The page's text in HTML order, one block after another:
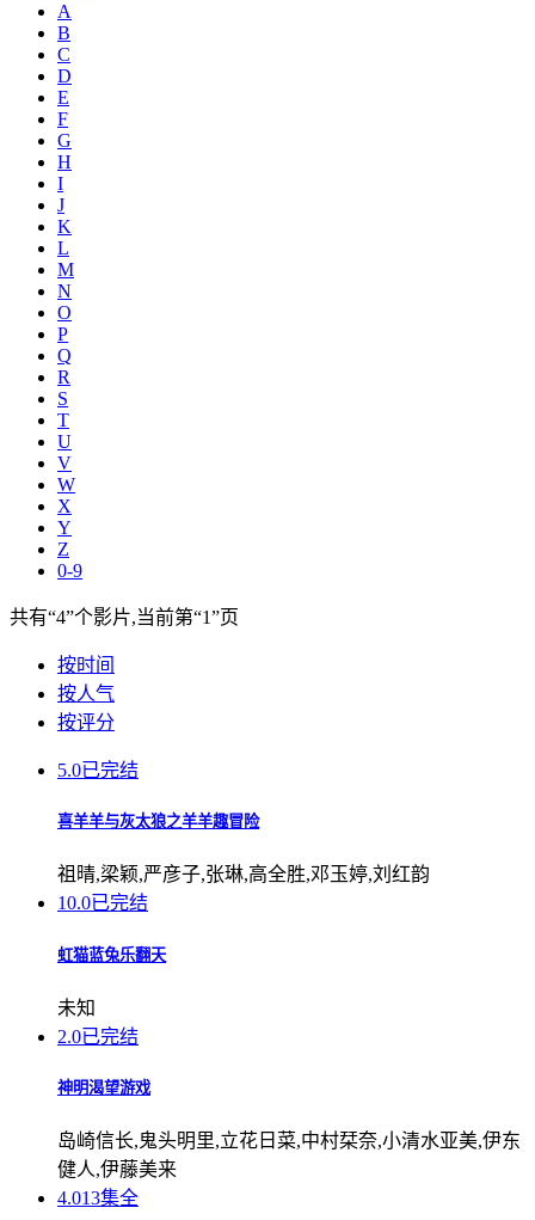
A
B
C
D
E
F
G
H
I
J
K
L
M
N
O
P
Q
R
S
T
U
V
W
X
Y
Z
0-9
共有“4”个影片,当前第“1”页
按时间
按人气
按评分
5.0已完结
喜羊羊与灰太狼之羊羊趣冒险
祖晴,梁颖,严彦子,张琳,高全胜,邓玉婷,刘红韵
10.0已完结
虹猫蓝兔乐翻天
未知
2.0已完结
神明渴望游戏
岛崎信长,鬼头明里,立花日菜,中村栞奈,小清水亚美,伊东
健人,伊藤美来
4.013集全